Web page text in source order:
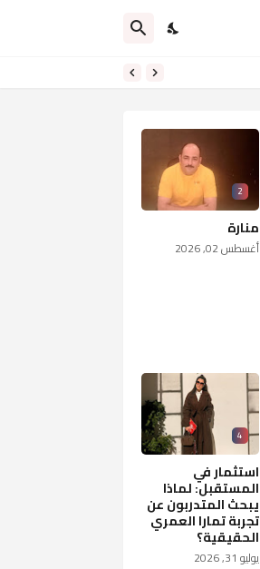
2
منارة
أغسطس 02, 2026
4
استثمار في
المستقبل: لماذا
يبحث المتدربون عن
تجربة تمارا العمري
الحقيقية؟
يوليو 31, 2026